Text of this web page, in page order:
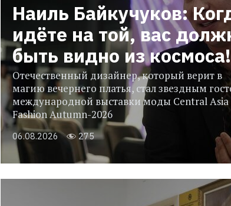
Наиль Байкучуков:
идёте на той, вас
быть видно из космоса!
Отечественный дизайнер, который верит в
магию вечернего платья, стал звездным
международной выставки моды Central Asia
Fashion Autumn-2026
06.08.2026 275